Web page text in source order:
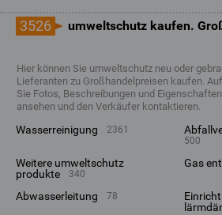
3526 umweltschutz kaufen.
Hier können Sie umweltschutz neu oder
Lieferanten zu Großhandelpreisen kaufen.
Sie Fotos, Beschreibungen und
ansehen und den Verkäufer kontaktieren.
wasserreinigung 2361
500
weitere umweltschutz
produkte
340
gas
abwasserleitung 78
einrichtung für